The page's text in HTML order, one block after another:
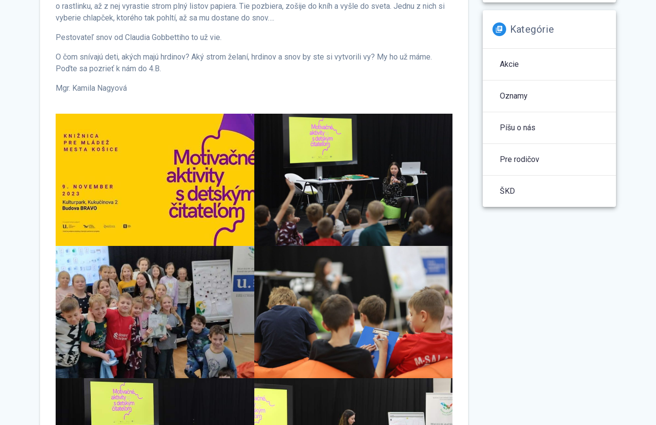
o rastlinku, až z nej vyrastie strom plný listov papiera. Tie pozbiera, zošije do kníh a vyšle do sveta. Jednu z nich si
vyberie chlapček, ktorého tak pohltí, až sa mu dostane do snov….
Pestovateľ snov od Claudia Gobbettiho to už vie.
O čom snívajú deti, akých majú hrdinov? Aký strom želaní, hrdinov a snov by ste si vytvorili vy? My ho už máme.
Poďte sa pozrieť k nám do 4.B.
Mgr. Kamila Nagyová
Kategórie
Akcie
Oznamy
Píšu o nás
Pre rodičov
ŠKD